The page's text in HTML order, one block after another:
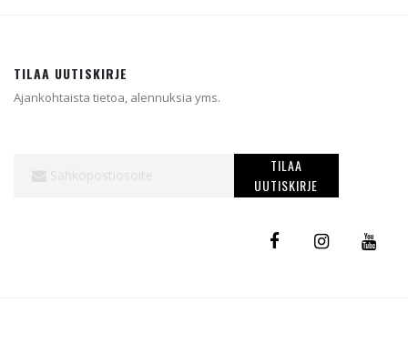
TILAA UUTISKIRJE
Ajankohtaista tietoa, alennuksia yms.
TILAA
UUTISKIRJE